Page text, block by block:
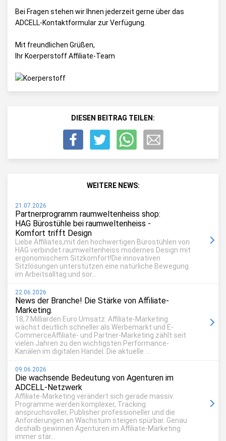
Bei Fragen stehen wir Ihnen jederzeit gerne über das
ADCELL-Kontaktformular zur Verfügung.
Mit freundlichen Grüßen,
Ihr Koerperstoff Affiliate-Team
DIESEN BEITRAG TEILEN:
WEITERE NEWS:
21.07.2026
Partnerprogramm raumweltenheiss shop:
HAG Bürostühle bei raumweltenheiss -
Komfort trifft Design
Liebe Affiliates,mit den hochwertigen Bürostühlen von
HAG verbindet raumweltenheiss modernes Design mit
ergonomischem Sitzkomfort!Die innovativen
Sitzlösungen unterstützen eine natürliche Bewegung
im Arbeitsalltag und sor...
22.06.2026
News der Branche! Die Stärke von Affiliate-
Marketing.
18,7 Milliarden Euro Umsatz: Affiliate-Marketing
wächst deutlich schneller als Werbemarkt und E-
CommerceAffiliate- und Partner-Marketing zählt seit
vielen Jahren zu den wichtigsten Performance-
Kanälen im digitalen Handel. Die aktuelle ...
09.06.2026
Die wachsende Bedeutung von Agenturen im
ADCELL-Netzwerk
Affiliate-Marketing verändert sich gerade massiv.
Programme werden komplexer, Tracking
anspruchsvoller, Publisher professioneller und die
Anforderungen an Wachstum steigen spürbar. Genau
deshalb gewinnen Agenturen im Affiliate-Marketing
immer stär...